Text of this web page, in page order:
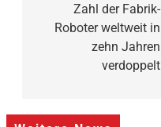
Zahl der Fabrik-
Roboter weltweit in
zehn Jahren
verdoppelt